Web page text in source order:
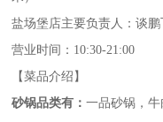
盐场堡店主要负责人：谈鹏
营业时间：10:30-21:00
【菜品介绍】
砂锅品类有：一品砂锅，